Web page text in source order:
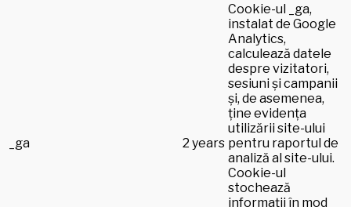
_ga 2 years
Cookie-ul _ga,
instalat de Google
Analytics,
calculează datele
despre vizitatori,
sesiuni și campanii
și, de asemenea,
ține evidența
utilizării site-ului
pentru raportul de
analiză al site-ului.
Cookie-ul
stochează
informații în mod